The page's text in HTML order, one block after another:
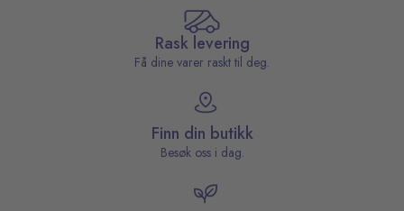
Rask levering
Få dine varer raskt til deg.
Finn din butikk
Besøk oss i dag.